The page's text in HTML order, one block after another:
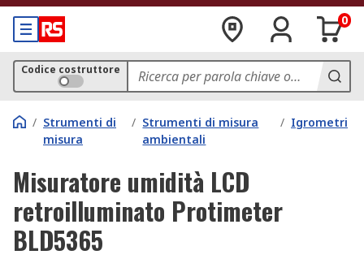
0
Codice costruttore
/ Strumenti di
misura
/ Strumenti di misura
ambientali
/ Igrometri
Misuratore umidità LCD
retroilluminato Protimeter
BLD5365